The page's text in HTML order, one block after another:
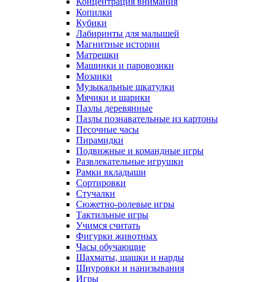
Копилки
Кубики
Лабиринты для малышей
Магнитные истории
Матрешки
Машинки и паровозики
Мозаики
Музыкальные шкатулки
Мячики и шарики
Пазлы деревянные
Пазлы познавательные из картоны
Песочные часы
Пирамидки
Подвижные и командные игры
Развлекательные игрушки
Рамки вкладыши
Сортировки
Стучалки
Сюжетно-ролевые игры
Тактильные игры
Учимся считать
Фигурки животных
Часы обучающие
Шахматы, шашки и нарды
Шнуровки и нанизывания
Игры